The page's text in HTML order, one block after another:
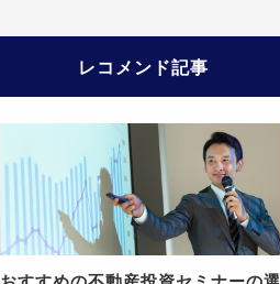
レコメンド記事